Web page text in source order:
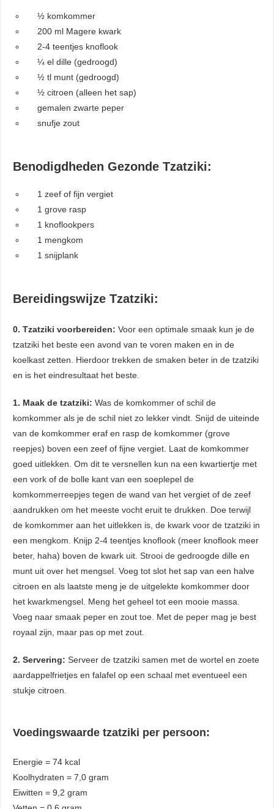
½ komkommer
200 ml Magere kwark
2-4 teentjes knoflook
¼ el dille (gedroogd)
½ tl munt (gedroogd)
½ citroen (alleen het sap)
gemalen zwarte peper
snufje zout
Benodigdheden Gezonde Tzatziki:
1 zeef of fijn vergiet
1 grove rasp
1 knoflookpers
1 mengkom
1 snijplank
Bereidingswijze Tzatziki:
0. Tzatziki voorbereiden: Voor een optimale smaak kun je de
tzatziki het beste een avond van te voren maken en in de
koelkast zetten. Hierdoor trekken de smaken beter in de tzatziki
en is het eindresultaat het beste.
1. Maak de tzatziki: Was de komkommer of schil de
komkommer als je de schil niet zo lekker vindt. Snijd de uiteinde
van de komkommer eraf en rasp de komkommer (grove
reepjes) boven een zeef of fijne vergiet. Laat de komkommer
goed uitlekken. Om dit te versnellen kun na een kwartiertje met
een vork of de bolle kant van een soeplepel de
komkommerreepjes tegen de wand van het vergiet of de zeef
aandrukken om het meeste vocht eruit te drukken. Doe terwijl
de komkommer aan het uitlekken is, de kwark voor de tzatziki in
een mengkom. Knijp 2-4 teentjes knoflook (meer knoflook meer
beter, haha) boven de kwark uit. Strooi de gedroogde dille en
munt uit over het mengsel. Voeg tot slot het sap van een halve
citroen en als laatste meng je de uitgelekte komkommer door
het kwarkmengsel. Meng het geheel tot een mooie massa.
Voeg naar smaak peper en zout toe. Met de peper mag je best
royaal zijn, maar pas op met zout.
2. Servering: Serveer de tzatziki samen met de wortel en zoete
aardappelfrietjes en falafel op een schaal met eventueel een
stukje citroen.
Voedingswaarde tzatziki per persoon:
Energie = 74 kcal
Koolhydraten = 7,0 gram
Eiwitten = 9,2 gram